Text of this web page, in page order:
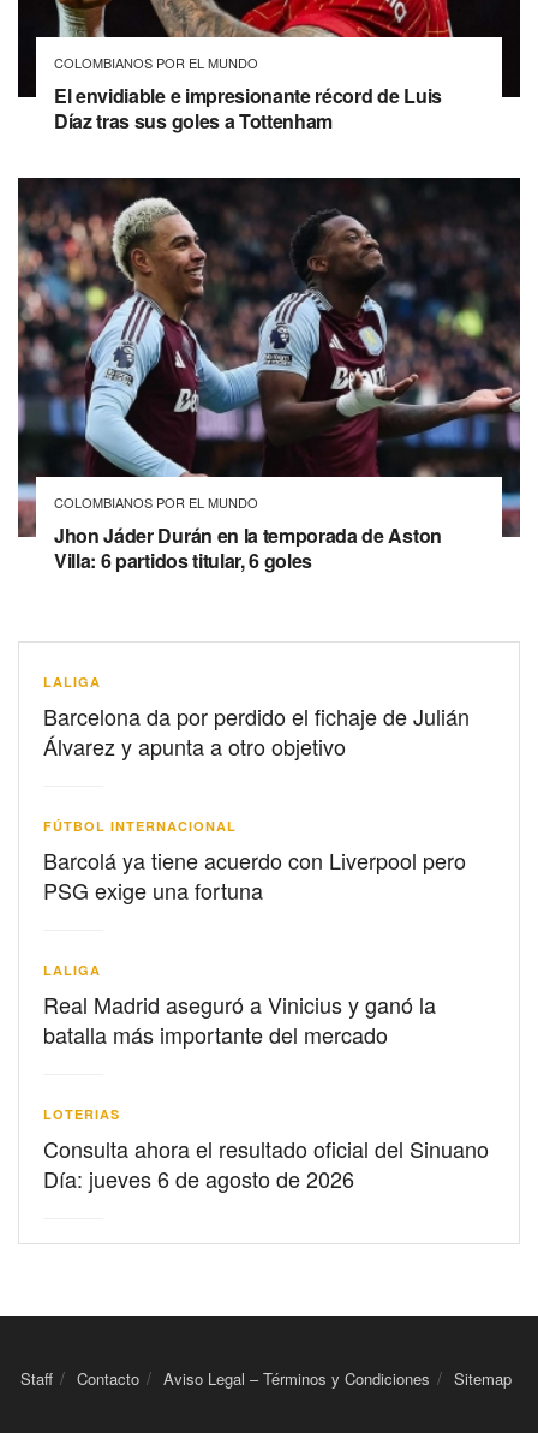
COLOMBIANOS POR EL MUNDO
El envidiable e impresionante récord de Luis
Díaz tras sus goles a Tottenham
COLOMBIANOS POR EL MUNDO
Jhon Jáder Durán en la temporada de Aston
Villa: 6 partidos titular, 6 goles
LALIGA
Barcelona da por perdido el fichaje de Julián
Álvarez y apunta a otro objetivo
FÚTBOL INTERNACIONAL
Barcolá ya tiene acuerdo con Liverpool pero
PSG exige una fortuna
LALIGA
Real Madrid aseguró a Vinicius y ganó la
batalla más importante del mercado
LOTERIAS
Consulta ahora el resultado oficial del Sinuano
Día: jueves 6 de agosto de 2026
Staff Contacto Aviso Legal – Términos y Condiciones Sitemap